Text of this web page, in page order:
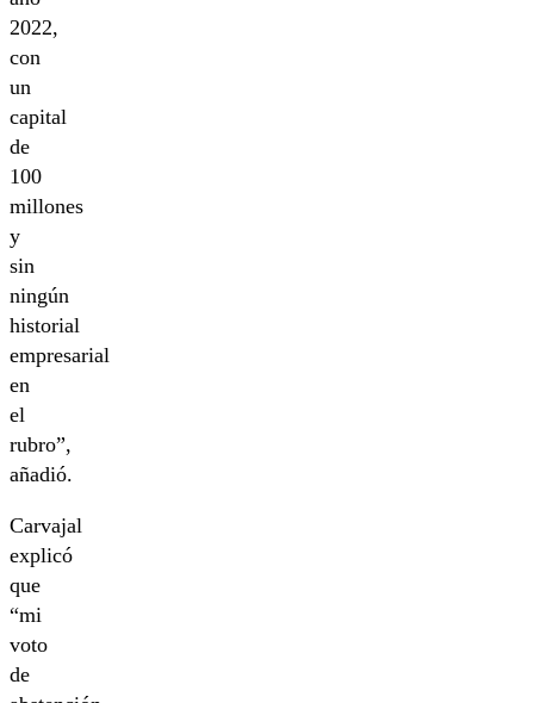
2022,
con
un
capital
de
100
millones
y
sin
ningún
historial
empresarial
en
el
rubro”,
añadió.
Carvajal
explicó
que
“mi
voto
de